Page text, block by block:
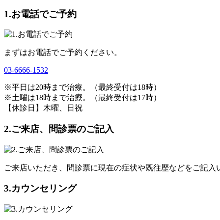
1.お電話でご予約
まずはお電話でご予約ください。
03-6666-1532
※平日は20時まで治療。（最終受付は18時）
※土曜は18時まで治療。（最終受付は17時）
【休診日】木曜、日祝
2.ご来店、問診票のご記入
ご来店いただき、問診票に現在の症状や既往歴などをご記入
3.カウンセリング